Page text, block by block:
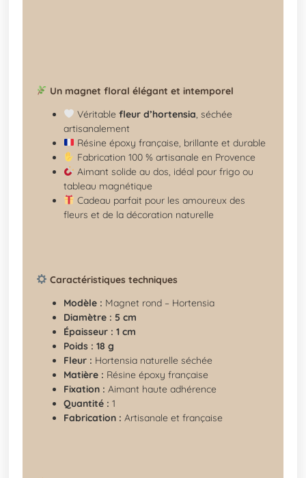
Un magnet floral élégant et intemporel
Véritablefleur d’hortensia, séchée
artisanalement
Résine époxy française, brillante et durable
Fabrication 100 % artisanale en Provence
Aimant solide au dos, idéal pour frigo ou
tableau magnétique
Cadeau parfait pour les amoureux des
fleurs et de la décoration naturelle
Caractéristiques techniques
Modèle : Magnet rond – Hortensia
Diamètre : 5 cm
Épaisseur : 1 cm
Poids : 18 g
Fleur : Hortensia naturelle séchée
Matière : Résine époxy française
Fixation : Aimant haute adhérence
Quantité : 1
Fabrication : Artisanale et française